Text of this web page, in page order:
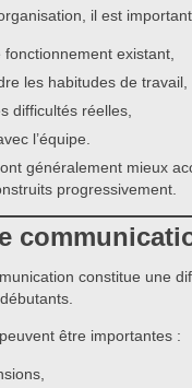
il est
fonctionnement existant,
les habitudes de travail,
difficultés réelles,
l’équipe.
généralement mieux
progressivement.
constitue une
être importantes :